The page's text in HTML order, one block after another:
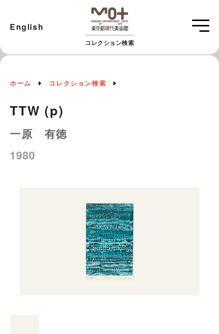
コレクション検索
English
ホーム コレクション検索
TTW (p)
一原 有徳
1980